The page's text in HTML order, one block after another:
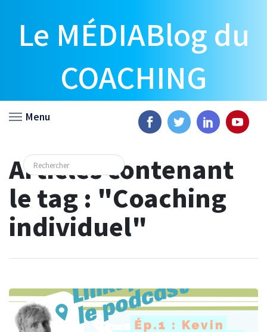
Le MÉDIABlog du
COACHING
Menu
Articles contenant
le tag : "Coaching
individuel"